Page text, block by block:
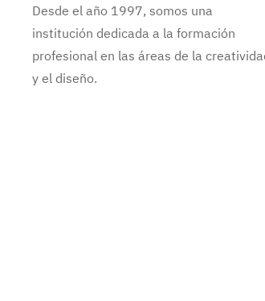
Desde el año 1997, somos una
institución dedicada a la formación
profesional en las áreas de la
y el diseño.